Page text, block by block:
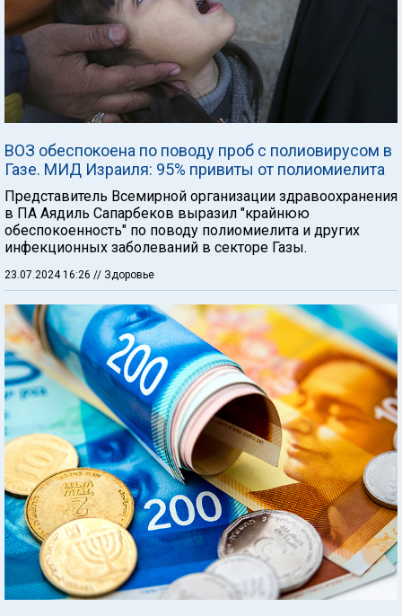
ВОЗ обеспокоена по поводу проб с полиовирусом в
Газе. МИД Израиля: 95% привиты от полиомиелита
Представитель Всемирной организации здравоохранения
в ПА Аядиль Сапарбеков выразил "крайнюю
обеспокоенность" по поводу полиомиелита и других
инфекционных заболеваний в секторе Газы.
23.07.2024 16:26 // Здоровье